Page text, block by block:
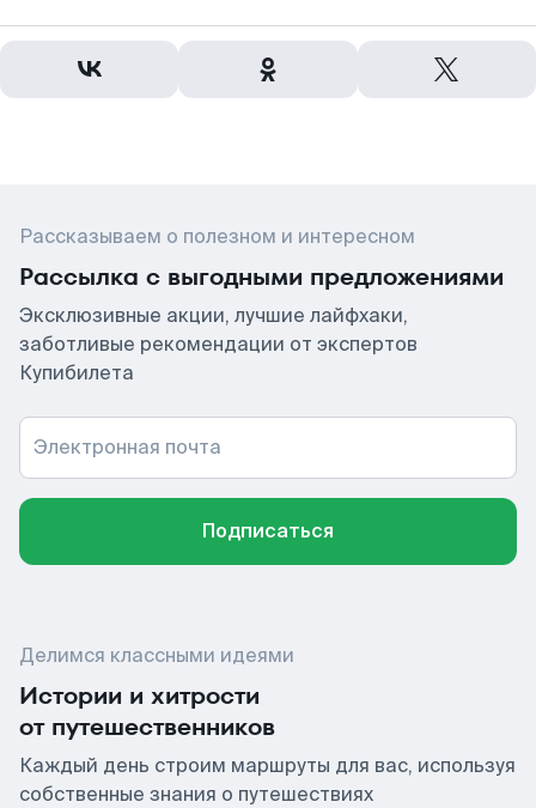
Рассказываем о полезном и интересном
Рассылка с выгодными предложениями
Эксклюзивные акции, лучшие лайфхаки,
заботливые рекомендации от экспертов
Купибилета
Электронная почта
Подписаться
Делимся классными идеями
Истории и хитрости
от путешественников
Каждый день строим маршруты для вас, используя
собственные знания о путешествиях